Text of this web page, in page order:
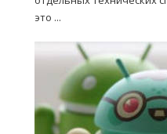
это ...